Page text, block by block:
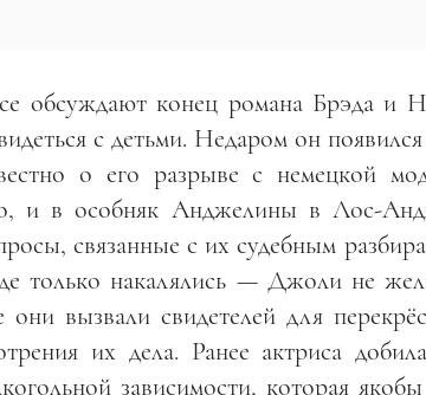
обсуждают конец романа Брэда и
с детьми. Недаром он
о его разрыве с немецкой
и в особняк Анджелины в Лос-
связанные с их судебным
только накалялись — Джоли не
вызвали свидетелей для
их дела. Ранее актриса
зависимости, которая